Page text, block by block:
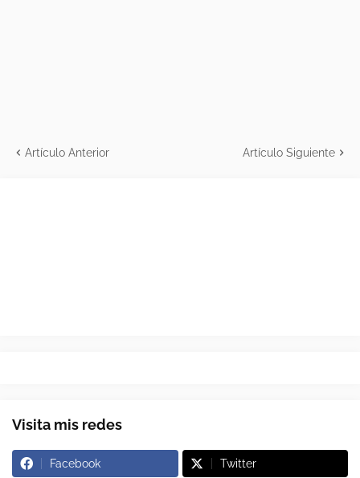
Artículo Anterior Artículo Siguiente
Visita mis redes
Facebook Twitter